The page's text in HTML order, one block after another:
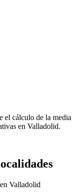
el cálculo de la media
en Valladolid.
Valladolid